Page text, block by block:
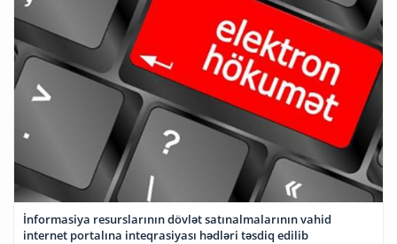
İnformasiya resurslarının dövlət satınalmalarının vahid
internet portalına inteqrasiyası hədləri təsdiq edilib